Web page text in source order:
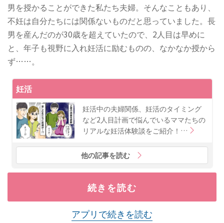
男を授かることができた私たち夫婦。そんなこともあり、
不妊は自分たちには関係ないものだと思っていました。長
男を産んだのが30歳を超えていたので、2人目は早めに
と、年子も視野に入れ妊活に励むものの、なかなか授から
ず……。
妊活
妊活中の夫婦関係、妊活のタイミング
など2人目計画で悩んでいるママたちの
リアルな妊活体験談をご紹介！…
他の記事を読む
続きを読む
アプリで続きを読む